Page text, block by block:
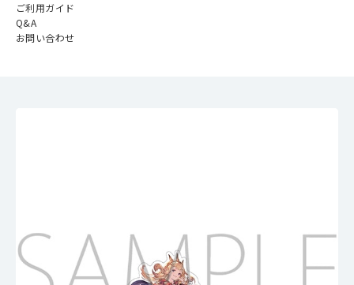
ご利用ガイド
Q&A
お問い合わせ